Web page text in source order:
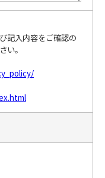
記入内容をご確認の
い。